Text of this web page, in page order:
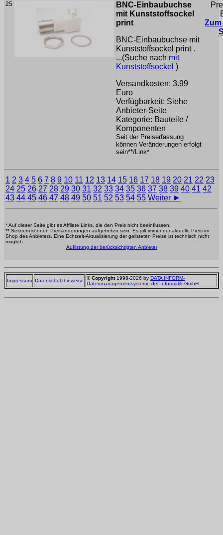
25
BNC-Einbaubuchse
mit Kunststoffsockel
print
BNC-Einbaubuchse mit
Kunststoffsockel print .
...(Suche nach mit
Kunststoffsockel )
Versandkosten: 3.99
Euro
Verfügbarkeit: Siehe
Anbieter-Seite
Kategorie: Bauteile /
Komponenten
Seit der Preiserfassung
können Veränderungen erfolgt
sein**/Link*
Zum
1 2 3 4 5 6 7 8 9 10 11 12 13 14 15 16 17 18 19 20 21 22 23
24 25 26 27 28 29 30 31 32 33 34 35 36 37 38 39 40 41 42
43 44 45 46 47 48 49 50 51 52 53 54 55 Weiter ►
* Auf dieser Seite gibt es Affilate Links, die den Preis nicht beeinflussen.
** Seitdem können Preisänderungen aufgetreten sein. Es gilt immer der aktuelle Preis im
Shop des Anbieters. Eine Echtzeit-Aktualisierung der gelisteten Preise ist technisch nicht
möglich.
Auflistung der berücksichtigten Anbieter
Impressum Datenschutzhinweise ©Copyright1998-2026 by DATA INFORM-
Datenmanagementsysteme der Informatik GmbH